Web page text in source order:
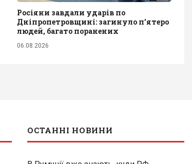
Росіяни завдали ударів по
Дніпропетровщині: загинуло пʼятеро
людей, багато поранених
06.08.2026
ОСТАННІ НОВИНИ